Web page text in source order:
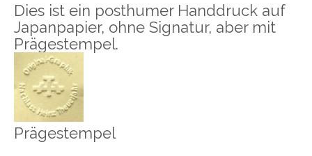
Dies ist ein posthumer Handdruck auf
Japanpapier, ohne Signatur, aber mit
Prägestempel.
Prägestempel